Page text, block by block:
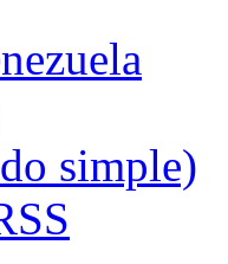
simple)